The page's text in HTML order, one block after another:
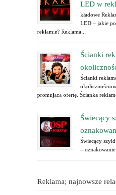
LED w
kładowe
LED – jakie
reklamie? Reklama...
Ścianki
Ścianki
promująca ofertę. Ścianka
Świecący
Świecący
– oznakowanie
Reklama; najnowsze